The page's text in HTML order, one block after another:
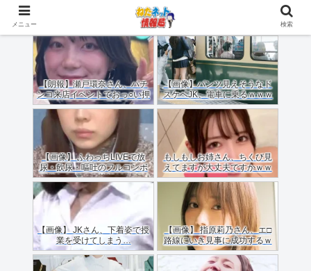
【朗報】瀬戸環奈さん、パチ
ンコ来店イベントでおっ○い押
しつけてくれる（画像あり）
【画像】パンツ見えそうなド
スケベJK、電車に乗るｗｗｗ
ｗｗｗｗｗｗｗｗｗｗｗｗ
【画像】 ふわっちLIVEで放
尿・飲尿・嘔吐のフルコンボ
配信した女のご尊顔がこちら
ｗｗｗｗ
もしもしお姉さん、ちくび見
えてますが大丈夫ですかｗｗ
ｗｗｗｗ
【画像】 JKさん、下着姿で授
業を受けてしまう…
【画像】 指原莉乃さん、エ□
路線にいき見事に成功するｗ
ｗｗ
メニュー 検索